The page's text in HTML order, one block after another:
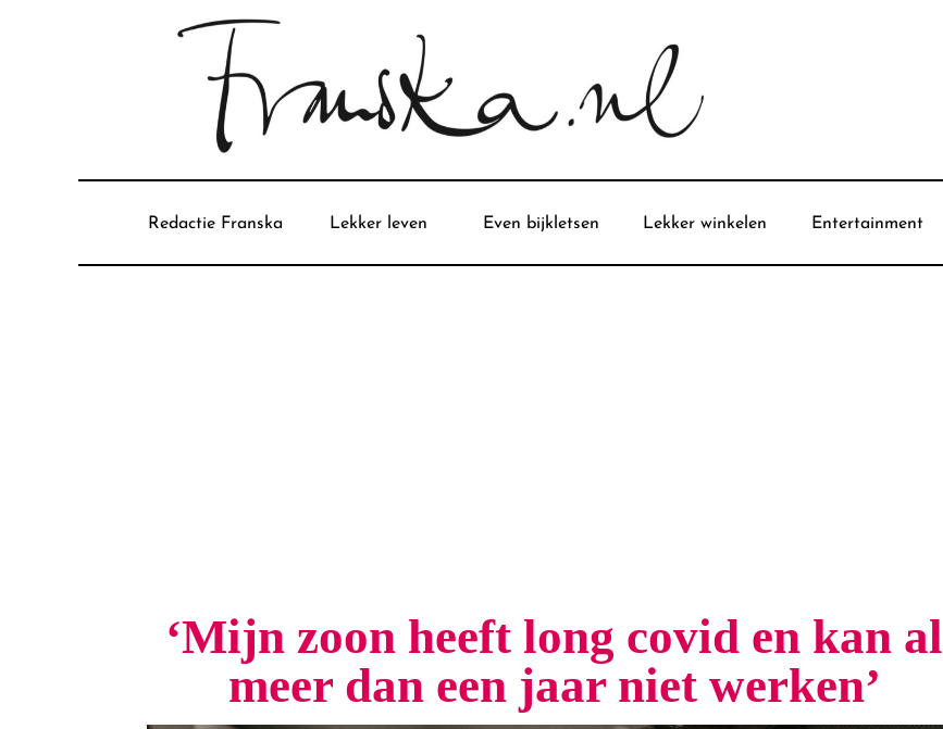
Redactie Franska Lekker leven Even bijkletsen Lekker winkelen Entertainment
‘Mijn zoon heeft long covid en kan al
meer dan een jaar niet werken’